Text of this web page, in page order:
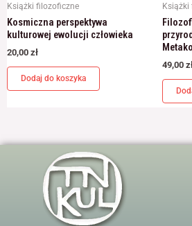
Książki filozoficzne
Kosmiczna perspektywa
kulturowej ewolucji człowieka
20,00 zł
Dodaj do koszyka
Książki
49,00